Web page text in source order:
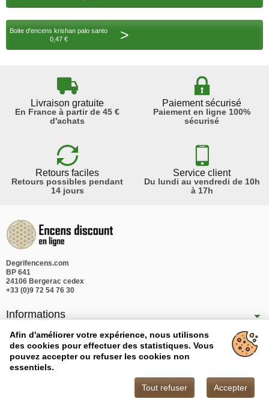
Boite d'encens krishan palo santo
0,47 €
>
Livraison gratuite
En France à partir de 45 €
d'achats
Paiement sécurisé
Paiement en ligne 100%
sécurisé
Retours faciles
Retours possibles pendant
14 jours
Service client
Du lundi au vendredi de 10h
à 17h
Degrifencens.com
BP 641
24106 Bergerac cedex
+33 (0)9 72 54 76 30
Informations
Nos produits
Notre société
Afin d'améliorer votre expérience, nous utilisons
des cookies pour effectuer des statistiques. Vous
pouvez accepter ou refuser les cookies non
essentiels.
Tout refuser
Accepter
Copyright © 2026 - Degrifencens.com